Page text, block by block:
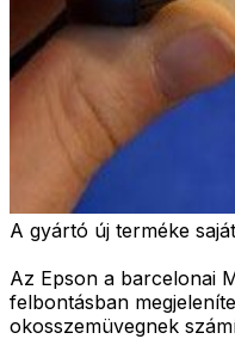
A gyártó új terméke
Az Epson a barcelonai
felbontásban
okosszemüvegnek